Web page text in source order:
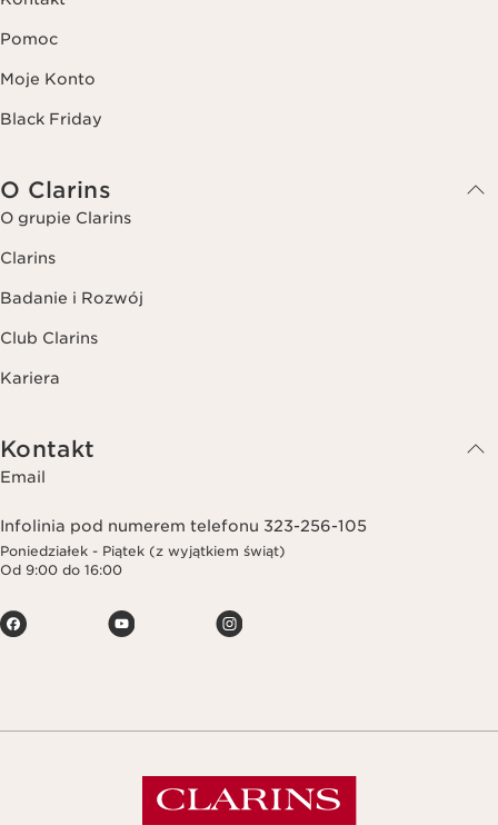
Pomoc
Moje Konto
Black Friday
O Clarins
O grupie Clarins
Clarins
Badanie i Rozwój
Club Clarins
Kariera
Kontakt
Email
Infolinia pod numerem telefonu 323-256-105
Poniedziałek - Piątek (z wyjątkiem świąt)
Od 9:00 do 16:00